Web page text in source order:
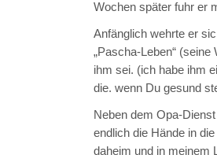
Wochen später fuhr er
Anfänglich wehrte er
„Pascha-Leben“
ihm sei. (ich habe ihm
die. wenn Du gesund
Neben dem Opa-
endlich die Hände in
daheim und in meinem